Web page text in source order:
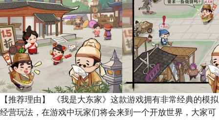
【推荐理由】
《我是大东家》这款游戏拥有非常经典的模拟
经营玩法，在游戏中玩家们将会来到一个开放世界，大家可